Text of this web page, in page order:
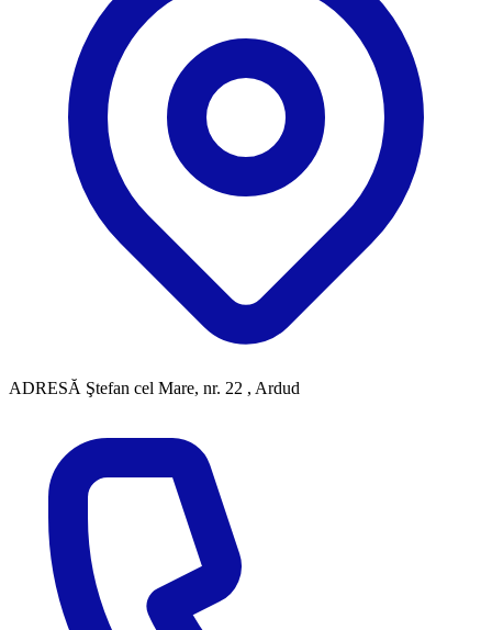
ADRESĂ Ştefan cel Mare, nr. 22 , Ardud